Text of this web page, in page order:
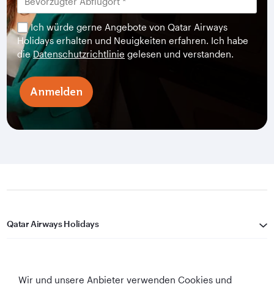
Ich würde gerne Angebote von Qatar Airways
Holidays erhalten und Neuigkeiten erfahren. Ich habe
dieDatenschutzrichtlinie gelesen und verstanden.
Anmelden
Qatar Airways Holidays
In Verbindung bleiben
Wir und unsere Anbieter verwenden Cookies und